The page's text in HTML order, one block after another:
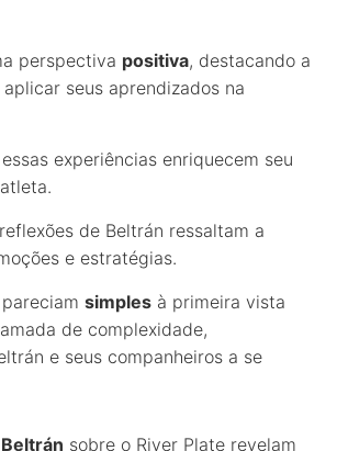
perspectiva positiva, destacando a
seus aprendizados na
experiências enriquecem seu
de Beltrán ressaltam a
e estratégias.
simples à primeira vista
de complexidade,
e seus companheiros a se
sobre o River Plate revelam